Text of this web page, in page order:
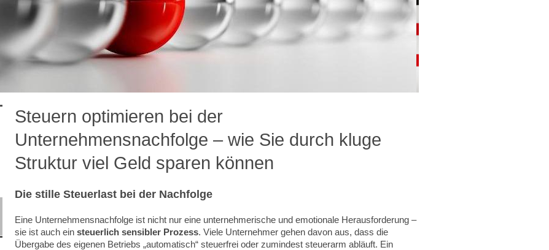
Steuern optimieren bei der
Unternehmensnachfolge – wie Sie durch kluge
Struktur viel Geld sparen können
Die stille Steuerlast bei der Nachfolge
Eine Unternehmensnachfolge ist nicht nur eine unternehmerische und emotionale Herausforderung –
sie ist auch einsteuerlich sensibler Prozess. Viele Unternehmer gehen davon aus, dass die
Übergabe des eigenen Betriebs „automatisch“ steuerfrei oder zumindest steuerarm abläuft. Ein